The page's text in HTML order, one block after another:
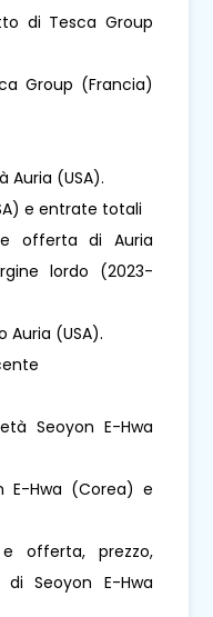
di Tesca Group
Group (Francia)
Auria (USA).
e entrate totali
offerta di Auria
lordo (2023-
Auria (USA).
Seoyon E-Hwa
E-Hwa (Corea) e
offerta, prezzo,
Seoyon E-Hwa